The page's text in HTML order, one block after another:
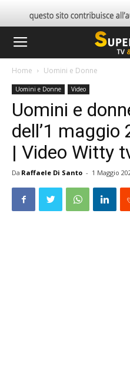
Home Uomini e Donne
Uomini e Donne Video
Uomini e
dell’1
| Video Witty
Da Raffaele Di Santo - 1 Maggio